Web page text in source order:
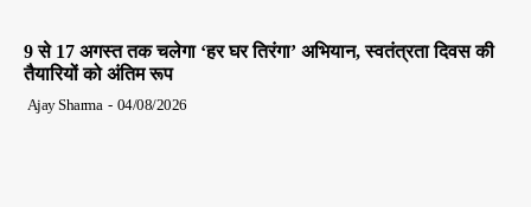
9 से 17 अगस्त तक चलेगा ‘हर घर तिरंगा’ अभियान, स्वतंत्रता दिवस की
तैयारियों को अंतिम रूप
Ajay Sharma - 04/08/2026